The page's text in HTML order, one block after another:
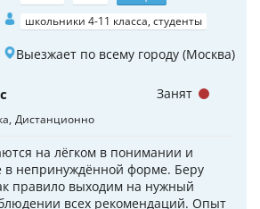
школьники 4-11 класса, студенты
Выезжает по всему городу (Москва)
Дистанционно
на лёгком в понимании и
в непринуждённой форме. Беру
правило выходим на нужный
всех рекомендаций. Опыт
Занят